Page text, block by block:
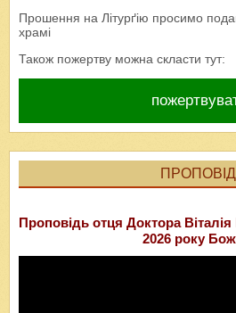
Прошення на Літурґію просимо
храмі
Також пожертву можна скласти тут:
ПРОПОВІДІ
Проповідь отця Доктора
2026 року